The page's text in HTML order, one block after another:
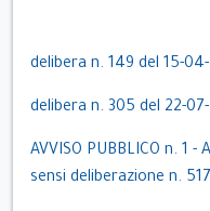
delibera n. 149 del 15-
delibera n. 305 del 22-
AVVISO PUBBLICO n. 1
sensi deliberazione n.